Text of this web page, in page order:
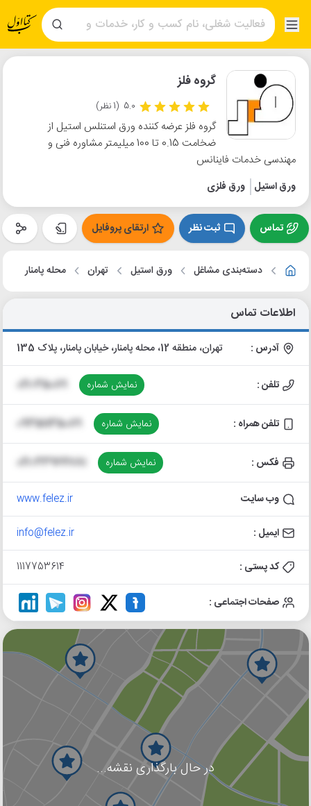
گروه فلز
5.0 (1 نظر)
گروه فلز عرضه کننده ورق استنلس استیل از
ضخامت 0.15 تا 100 میلیمتر مشاوره فنی و
مهندسی خدمات فاینانس
ورق استیل ورق فلزی
تماس ثبت نظر ارتقای پروفایل
دسته‌بندی مشاغل ورق استیل تهران محله پامنار
اطلاعات تماس
آدرس : تهران، منطقه 12، محله پامنار، خیابان پامنار، پلاک 135
تلفن : نمایش شماره 021-35089
تلفن همراه : نمایش شماره 09351135089
فکس : نمایش شماره 021-33964781
وب سایت www.felez.ir
ایمیل : info@felez.ir
کد پستی : 1117753614
صفحات اجتماعی :
در حال بارگذاری نقشه...